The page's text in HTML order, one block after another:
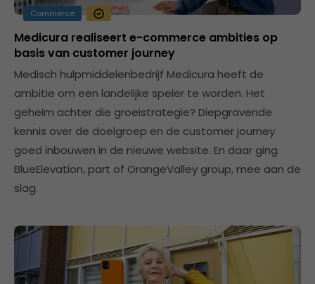
Commerce
Medicura realiseert e-commerce ambities op
basis van customer journey
Medisch hulpmiddelenbedrijf Medicura heeft de
ambitie om een landelijke speler te worden. Het
geheim achter die groeistrategie? Diepgravende
kennis over de doelgroep en de customer journey
goed inbouwen in de nieuwe website. En daar ging
BlueElevation, part of OrangeValley group, mee aan de
slag.